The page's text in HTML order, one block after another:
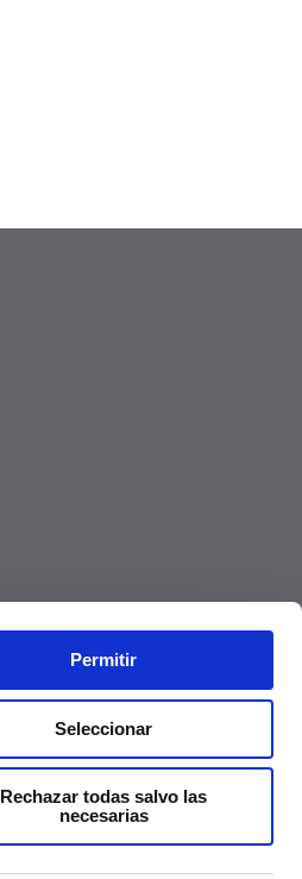
Permitir
Seleccionar
Rechazar todas salvo las
necesarias